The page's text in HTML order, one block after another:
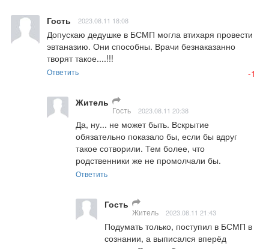
Гость 2023.08.11 18:08
Допускаю дедушке в БСМП могла втихаря провести
эвтаназию. Они способны. Врачи безнаказанно
творят такое....!!!
Ответить -1
Житель
Гость 2023.08.11 20:38
Да, ну... не может быть. Вскрытие
обязательно показало бы, если бы вдруг
такое сотворили. Тем более, что
родственники же не промолчали бы.
Ответить
Гость
Житель 2023.08.11 21:43
Подумать только, поступил в БСМП в
сознании, а выписался вперёд